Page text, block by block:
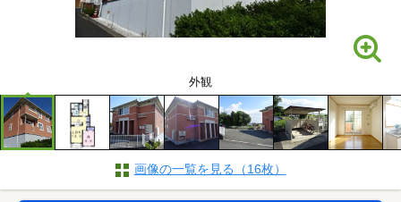
外観
画像の一覧を見る（16枚）